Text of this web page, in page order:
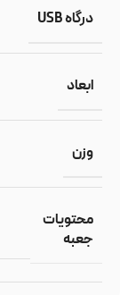
درگاه USB
ابعاد
وزن
محتویات
جعبه